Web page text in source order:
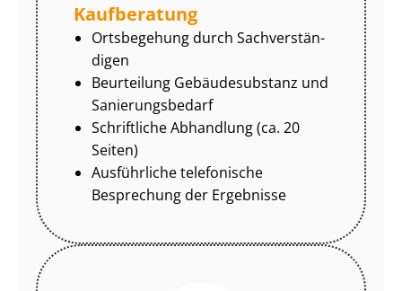
Kaufberatung
Ortsbegehung durch Sach­ver­stän­
di­gen
Beurteilung Gebäudesubstanz und
Sa­nie­rungs­be­darf
Schriftliche Abhandlung (ca. 20
Seiten)
Ausführliche telefonische
Besprechung der Ergebnisse